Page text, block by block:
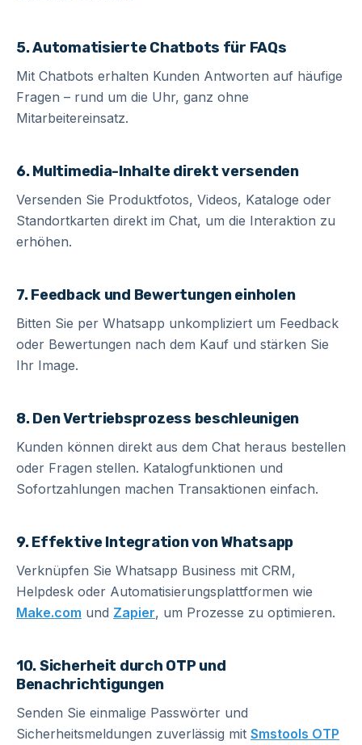
5. Automatisierte Chatbots für FAQs
Mit Chatbots erhalten Kunden Antworten auf häufige
Fragen – rund um die Uhr, ganz ohne
Mitarbeitereinsatz.
6. Multimedia-Inhalte direkt versenden
Versenden Sie Produktfotos, Videos, Kataloge oder
Standortkarten direkt im Chat, um die Interaktion zu
erhöhen.
7. Feedback und Bewertungen einholen
Bitten Sie per Whatsapp unkompliziert um Feedback
oder Bewertungen nach dem Kauf und stärken Sie
Ihr Image.
8. Den Vertriebsprozess beschleunigen
Kunden können direkt aus dem Chat heraus bestellen
oder Fragen stellen. Katalogfunktionen und
Sofortzahlungen machen Transaktionen einfach.
9. Effektive Integration von Whatsapp
Verknüpfen Sie Whatsapp Business mit CRM,
Helpdesk oder Automatisierungsplattformen wie
Make.com und Zapier, um Prozesse zu optimieren.
10. Sicherheit durch OTP und
Benachrichtigungen
Senden Sie einmalige Passwörter und
Sicherheitsmeldungen zuverlässig mit Smstools OTP